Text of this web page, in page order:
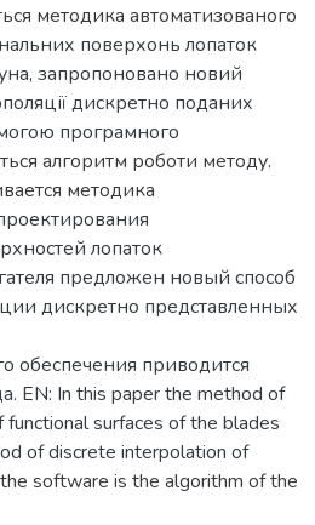
методика автоматизованого
поверхонь лопаток
запропоновано новий
дискретно поданих
програмного
алгоритм роботи методу.
методика
лопаток
предложен новый способ
дискретно представленных
обеспечения приводится
EN: In this paper the method of
surfaces of the blades
of discrete interpolation of
software is the algorithm of the